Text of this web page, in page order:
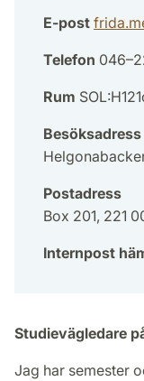
E-post
Telefon
Rum
Besöksadress
Postadress
Box 201, 221
Internpost
Studievägledare
Jag har semester